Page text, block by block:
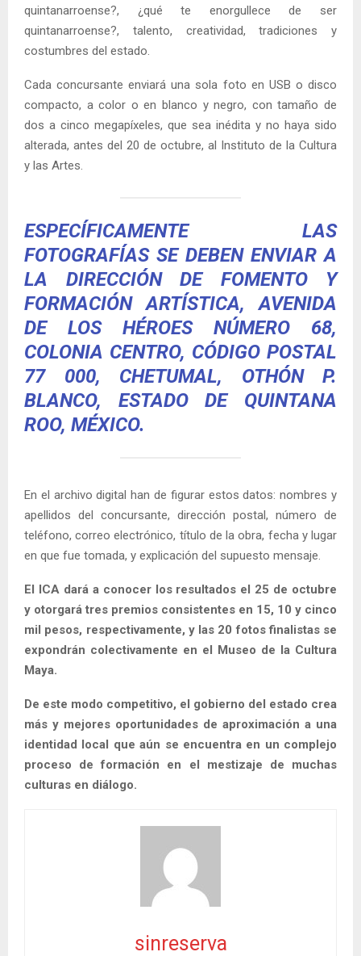
quintanarroense?, ¿qué te enorgullece de ser
quintanarroense?, talento, creatividad, tradiciones y
costumbres del estado.
Cada concursante enviará una sola foto en USB o disco
compacto, a color o en blanco y negro, con tamaño de
dos a cinco megapíxeles, que sea inédita y no haya sido
alterada, antes del 20 de octubre, al Instituto de la Cultura
y las Artes.
ESPECÍFICAMENTE LAS
FOTOGRAFÍAS SE DEBEN ENVIAR A
LA DIRECCIÓN DE FOMENTO Y
FORMACIÓN ARTÍSTICA, AVENIDA
DE LOS HÉROES NÚMERO 68,
COLONIA CENTRO, CÓDIGO POSTAL
77 000, CHETUMAL, OTHÓN P.
BLANCO, ESTADO DE QUINTANA
ROO, MÉXICO.
En el archivo digital han de figurar estos datos: nombres y
apellidos del concursante, dirección postal, número de
teléfono, correo electrónico, título de la obra, fecha y lugar
en que fue tomada, y explicación del supuesto mensaje.
El ICA dará a conocer los resultados el 25 de octubre
y otorgará tres premios consistentes en 15, 10 y cinco
mil pesos, respectivamente, y las 20 fotos finalistas se
expondrán colectivamente en el Museo de la Cultura
Maya.
De este modo competitivo, el gobierno del estado crea
más y mejores oportunidades de aproximación a una
identidad local que aún se encuentra en un complejo
proceso de formación en el mestizaje de muchas
culturas en diálogo.
sinreserva